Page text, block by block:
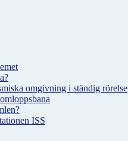
omgivning i ständig rörelse
ISS